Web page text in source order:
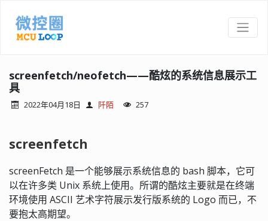
screenfetch/neofetch——酷炫的系统信息展示工
具
2022年04月18日 阡陌 257
screenfetch
screenFetch 是一个能够展示系统信息的 bash 脚本，它可
以在许多类 Unix 系统上使用。所谓的酷炫主要就是在终端
环境使用 ASCII 艺术字符展示发行版系统的 Logo 而已，不
要抱太高期望。